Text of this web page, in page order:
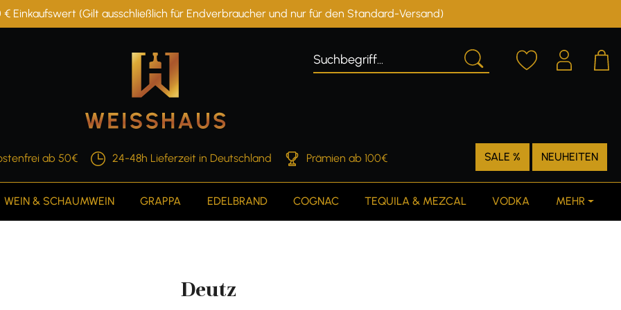
Einkaufswert (Gilt ausschließlich für Endverbraucher und nur für den Standard-Versand)
ab 50€ 24-48h Lieferzeit in Deutschland Prämien ab 100€ SALE % NEUHEITEN
WEIN & SCHAUMWEIN GRAPPA EDELBRAND COGNAC TEQUILA & MEZCAL VODKA MEHR
Deutz